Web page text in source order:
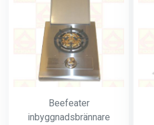
Beefeater
inbyggnadsbrännare